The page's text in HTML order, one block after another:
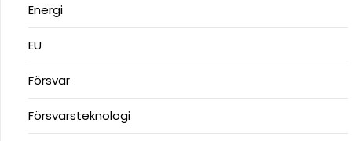
Energi
EU
Försvar
Försvarsteknologi